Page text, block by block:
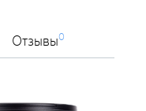
Отзывы0